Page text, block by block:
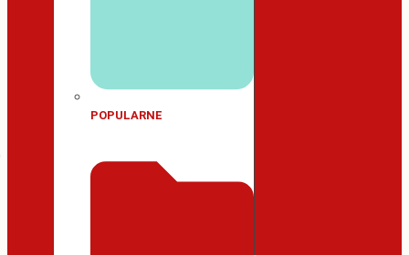
POPULARNE